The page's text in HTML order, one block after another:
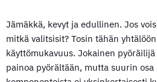
Jämäkkä, kevyt ja edullinen. Jos
mitkä valitsisit? Tosin tähän
käyttömukavuus. Jokainen
painoa pyörältään, mutta suurin